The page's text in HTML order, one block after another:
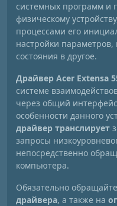
системных программ и
физическому
процессами его
настройки
состояния в другое.
Драйвер Acer Extensa
системе
через общий
особенности данного
драйвер транслирует
запросы
непосредственно
компьютера.
Обязательно
драйвера, а также на